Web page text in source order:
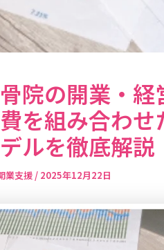
骨院の開業・
費を組み合わ
ルを徹底解説
業支援 / 2025年12月22日